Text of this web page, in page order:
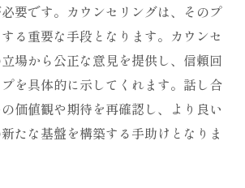
ラーの役割と問題解決への貢献
セッションを受けるための準備
解決に向けた具体的な行動計画
える人にとってのカウンセリング
を軽減するカウンセリングの役割
要です。カウンセリングは、そのプ
る重要な手段となります。カウンセ
場から公正な意見を提供し、信頼回
を具体的に示してくれます。話し合
価値観や期待を再確認し、より良い
たな基盤を構築する手助けとなりま